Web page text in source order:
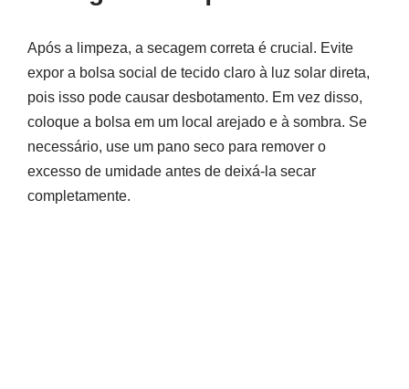
Após a limpeza, a secagem correta é crucial. Evite
expor a bolsa social de tecido claro à luz solar direta,
pois isso pode causar desbotamento. Em vez disso,
coloque a bolsa em um local arejado e à sombra. Se
necessário, use um pano seco para remover o
excesso de umidade antes de deixá-la secar
completamente.